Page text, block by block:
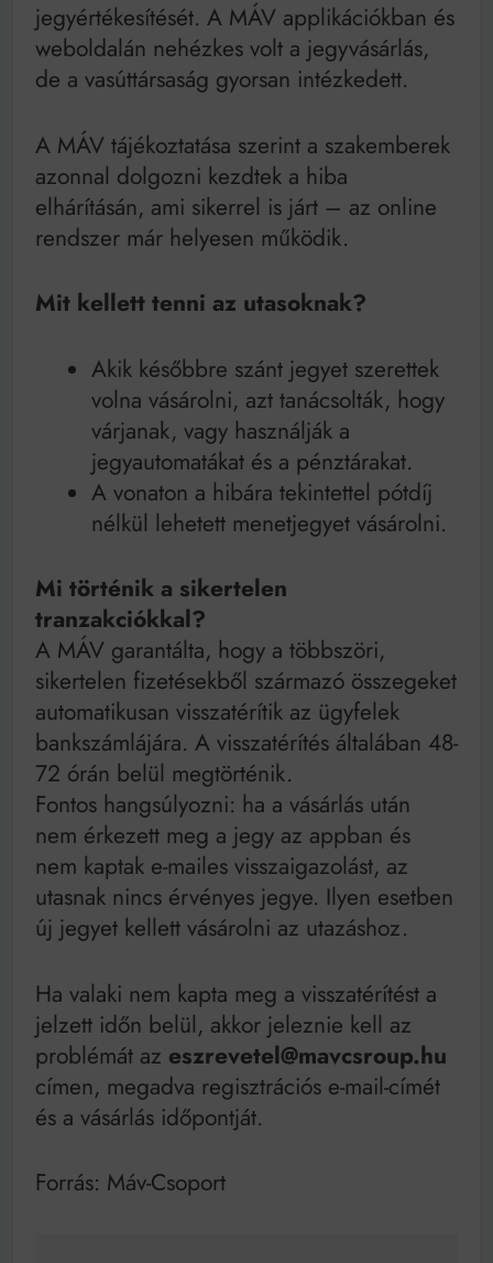
Mindenki a világot akarja uralni – de nem csak a 80-
as években
Bitumenes lapostetők: a bevált technológia akkor
működik, ha jól van felújítva
jegyértékesítését. A MÁV applikációkban és
weboldalán nehézkes volt a jegyvásárlás,
de a vasúttársaság gyorsan intézkedett.
A MÁV tájékoztatása szerint a szakemberek
azonnal dolgozni kezdtek a hiba
elhárításán, ami sikerrel is járt – az online
rendszer már helyesen működik.
Mit kellett tenni az utasoknak?
Akik későbbre szánt jegyet szerettek
volna vásárolni, azt tanácsolták, hogy
várjanak, vagy használják a
jegyautomatákat és a pénztárakat.
A vonaton a hibára tekintettel pótdíj
nélkül lehetett menetjegyet vásárolni.
Mi történik a sikertelen
tranzakciókkal?
A MÁV garantálta, hogy a többszöri,
sikertelen fizetésekből származó összegeket
automatikusan visszatérítik az ügyfelek
bankszámlájára. A visszatérítés általában 48-
72 órán belül megtörténik.
Fontos hangsúlyozni: ha a vásárlás után
nem érkezett meg a jegy az appban és
nem kaptak e-mailes visszaigazolást, az
utasnak nincs érvényes jegye. Ilyen esetben
új jegyet kellett vásárolni az utazáshoz.
Ha valaki nem kapta meg a visszatérítést a
jelzett időn belül, akkor jeleznie kell az
problémát az eszrevetel@mavcsroup.hu
címen, megadva regisztrációs e-mail-címét
és a vásárlás időpontját.
Forrás: Máv-Csoport